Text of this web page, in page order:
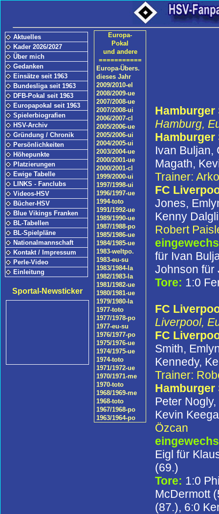
Aktuelles
Kader 2026/2027
Über mich
Gedanken
Einsätze seit 1963
Bundesliga seit 1963
DFB-Pokal seit 1963
Europapokal seit 1963
Spielerbiografien
HSV-Archiv
Gründung / Chronik
Persönlichkeiten
Höhepunkte
Platzierungen
Ewige Tabelle
LINKS - Fanclubs
Videos-HSV
Bücher-HSV
Blue Vikings Franken
BL-Tabellen
BL-Spielpläne
Nationalmannschaft
Kontakt / Impressum
Perle-Video
Einleitung
Sportal-Newsticker
Hamburger
Hamburg,
Hamburger
Ivan Buljan,
Magath,
Trainer:
FC
Jones,
Kenny
Robert
für Ivan
Johnson für
Tore: 1:0
FC
Liverpool,
FC
Smith,
Kennedy,
Trainer:
Hamburger
Peter
Kevin
Özcan
Eigl für
(69.)
Tore: 1:0
McDermott
(87.), 6:0
Europa-
Pokal
und andere
===========
Europa-Übers.
dieses Jahr
2009/2010-el
2008/2009-ue
2007/2008-ue
2007/2008-ui
2006/2007-cl
2005/2006-ue
2005/2006-ui
2004/2005-ui
2003/2004-ue
2000/2001-ue
2000/2001-cl
1999/2000-ui
1997/1998-ui
1996/1997-ue
1994-toto
1991/1992-ue
1989/1990-ue
1987/1988-po
1985/1986-ue
1984/1985-ue
1983-weltpo.
1983-eu-su
1983/1984-la
1982/1983-la
1981/1982-ue
1980/1981-ue
1979/1980-la
1977-toto
1977/1978-po
1977-eu-su
1976/1977-po
1975/1976-ue
1974/1975-ue
1974-toto
1971/1972-ue
1970/1971-me
1970-toto
1968/1969-me
1968-toto
1967/1968-po
1963/1964-po